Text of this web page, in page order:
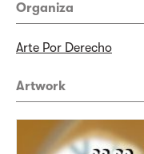
Organiza
Arte Por Derecho
Artwork